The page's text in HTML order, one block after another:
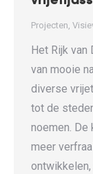
Projecten,
Het Rijk
van mooie
diverse
tot de
noemen. De
meer
ontwikkelen,